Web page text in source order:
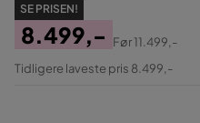
SE PRISEN!
Pris
8.499,-
Original
Før11.499,-
Tidligere laveste pris 8.499,-